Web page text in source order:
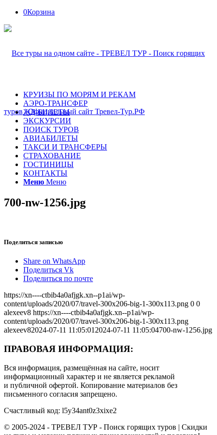
0Корзина
КРУИЗЫ ПО МОРЯМ И РЕКАМ
АЭРО-ТРАНСФЕР
ЖД-БИЛЕТЫ
ЭКСКУРСИИ
ПОИСК ТУРОВ
АВИАБИЛЕТЫ
ТАКСИ И ТРАНСФЕРЫ
СТРАХОВАНИЕ
ГОСТИНИЦЫ
КОНТАКТЫ
Меню Меню
700-nw-1256.jpg
Поделиться записью
Share on WhatsApp
Поделиться Vk
Поделиться по почте
https://xn----ctbib4a0afjgk.xn--p1ai/wp-
content/uploads/2020/07/travel-300x206-big-1-300x113.png 0 0
alexeev8 https://xn----ctbib4a0afjgk.xn--p1ai/wp-
content/uploads/2020/07/travel-300x206-big-1-300x113.png
alexeev82024-07-11 11:05:01 2024-07-11 11:05:04700-nw-1256.jpg
ПРАВОВАЯ ИНФОРМАЦИЯ:
Вся информация, размещённая на сайте, носит
информационный характер и не является рекламой
и публичной офертой. Копирование материалов без
письменного согласия запрещено.
Счастливый код: l5y34ant0z3xixe2
© 2005-2024 - ТРЕВЕЛ ТУР - Поиск горящих туров | Скидки